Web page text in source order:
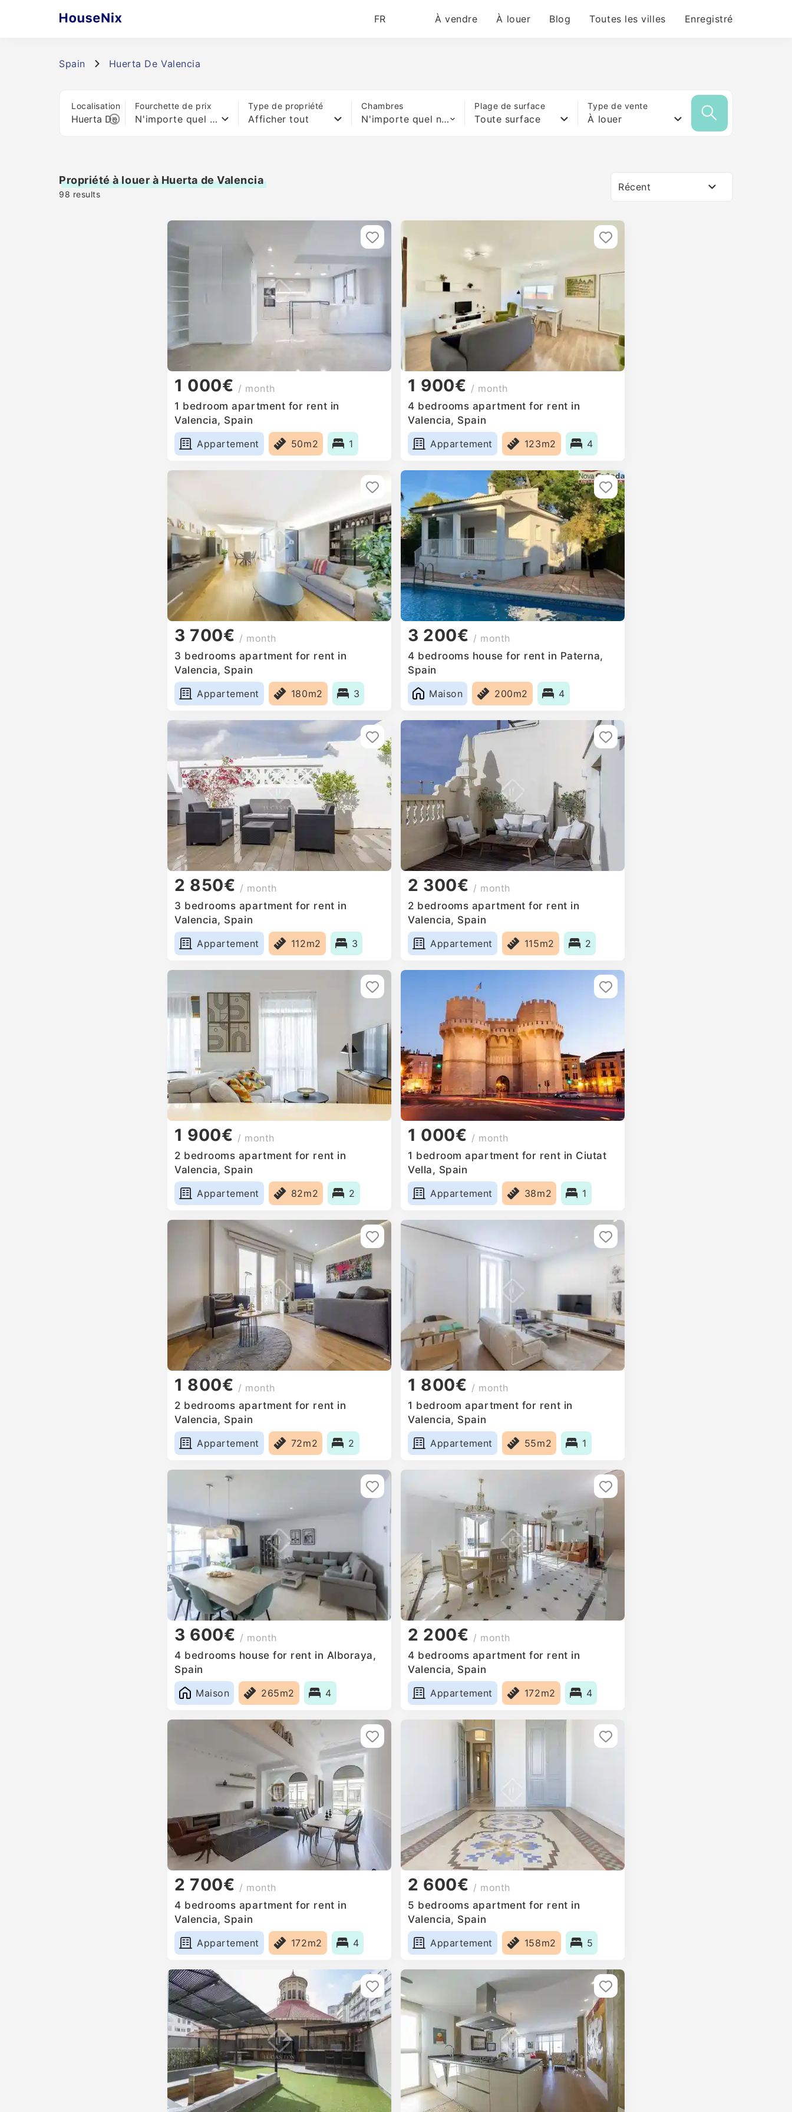
FR À vendre À louer Blog Toutes les villes Enregistré
Spain Huerta De Valencia
Localisation Fourchette de prix
N'importe quel prix
Type de propriété
Afficher tout
Chambres
N'importe quel nombre de lits
Plage de surface
Toute surface
Type de vente
À louer
Propriété à louer à Huerta de Valencia
98 results
Récent
1 000€ / month
1 bedroom apartment for rent in
Valencia, Spain
Appartement
50m2 1
1 900€ / month
4 bedrooms apartment for rent in
Valencia, Spain
Appartement
123m2 4
3 700€ / month
3 bedrooms apartment for rent in
Valencia, Spain
Appartement
180m2 3
3 200€ / month
4 bedrooms house for rent in Paterna,
Spain
Maison
200m2 4
2 850€ / month
3 bedrooms apartment for rent in
Valencia, Spain
Appartement
112m2 3
2 300€ / month
2 bedrooms apartment for rent in
Valencia, Spain
Appartement
115m2 2
1 900€ / month
2 bedrooms apartment for rent in
Valencia, Spain
Appartement
82m2 2
1 000€ / month
1 bedroom apartment for rent in Ciutat
Vella, Spain
Appartement
38m2 1
1 800€ / month
2 bedrooms apartment for rent in
Valencia, Spain
Appartement
72m2 2
1 800€ / month
1 bedroom apartment for rent in
Valencia, Spain
Appartement
55m2 1
3 600€ / month
4 bedrooms house for rent in Alboraya,
Spain
Maison
265m2 4
2 200€ / month
4 bedrooms apartment for rent in
Valencia, Spain
Appartement
172m2 4
2 700€ / month
4 bedrooms apartment for rent in
Valencia, Spain
Appartement
172m2 4
2 600€ / month
5 bedrooms apartment for rent in
Valencia, Spain
Appartement
158m2 5